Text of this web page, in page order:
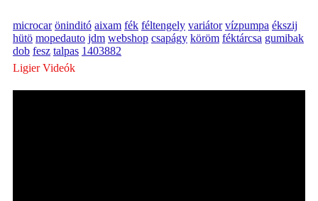
microcar öninditó aixam fék féltengely variátor vízpumpa ékszij
hütö mopedauto jdm webshop csapágy köröm féktárcsa gumibak
dob fesz talpas 1403882
Ligier Videók